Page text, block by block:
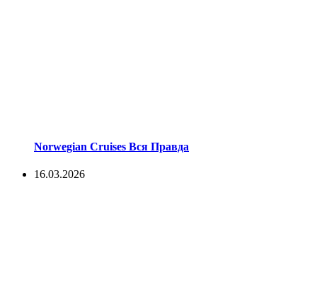
Norwegian Cruises Вся Правда
16.03.2026